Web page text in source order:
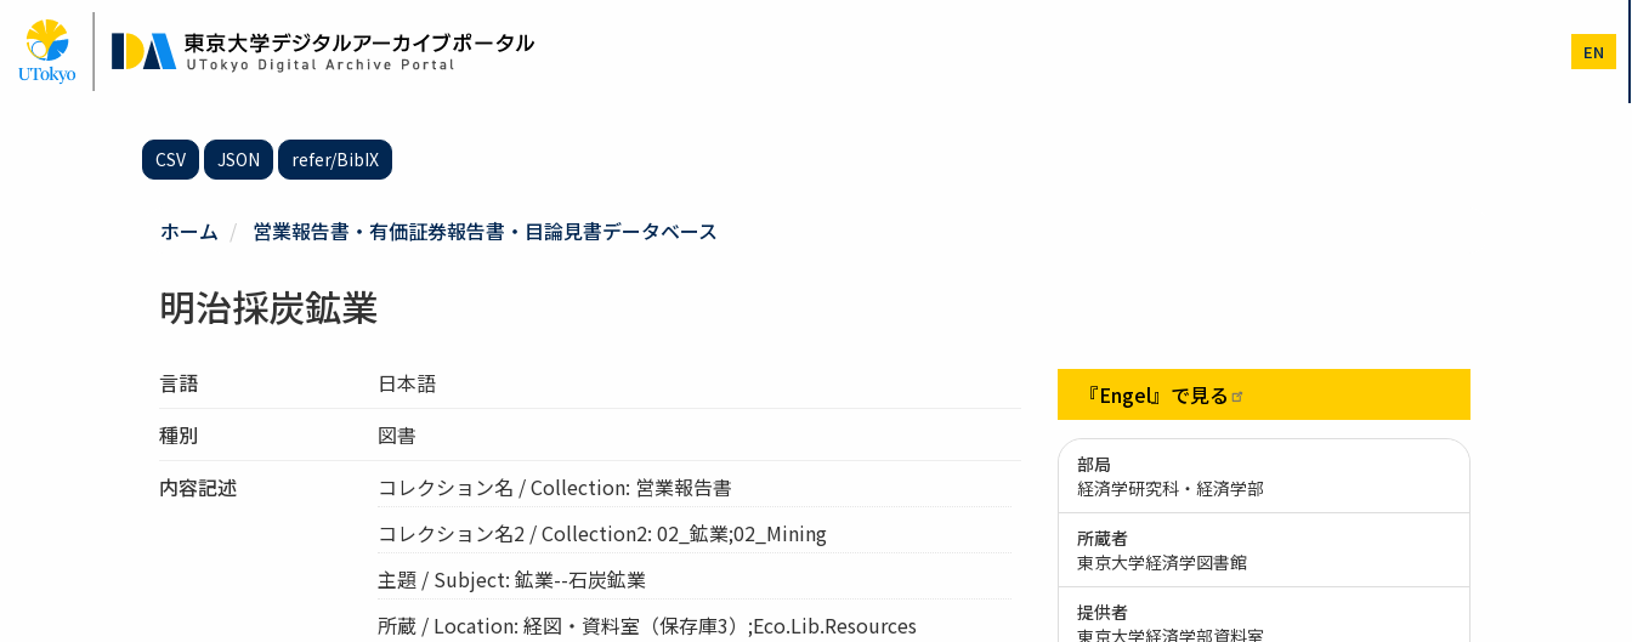
ン
EN
CSV JSON refer/BibIX
ホーム 営業報告書・有価証券報告書・目論見書データベース
明治採炭鉱業
言語
日本語
種別
図書
内容記述
コレクション名 / Collection: 営業報告書
コレクション名2 / Collection2: 02_鉱業;02_Mining
主題 / Subject: 鉱業--石炭鉱業
所蔵 / Location: 経図・資料室（保存庫3）;Eco.Lib.Resources
『Engel』で見る
部局
経済学研究科・経済学部
所蔵者
東京大学経済学図書館
提供者
東京大学経済学部資料室